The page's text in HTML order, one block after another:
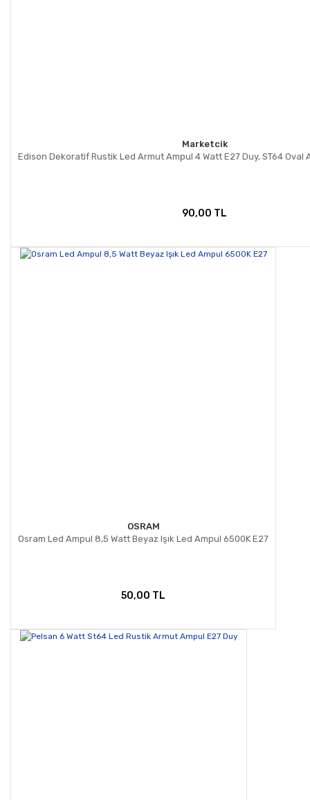
Marketcik
Edison Dekoratif Rustik Led Armut Ampul 4 Watt E27 Duy, ST64 Oval
90,00 TL
OSRAM
Osram Led Ampul 8,5 Watt Beyaz Işık Led Ampul 6500K E27
50,00 TL